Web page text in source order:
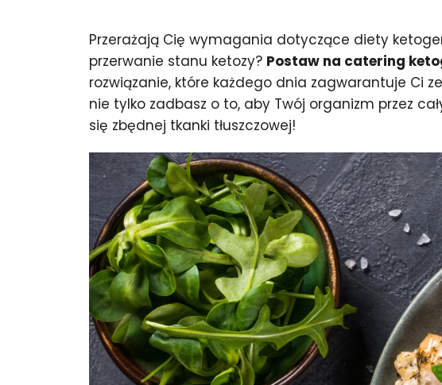
Przerażają Cię wymagania dotyczące diety
przerwanie stanu ketozy? Postaw na catering
rozwiązanie, które każdego dnia zagwarantuje Ci
nie tylko zadbasz o to, aby Twój organizm przez
się zbędnej tkanki tłuszczowej!